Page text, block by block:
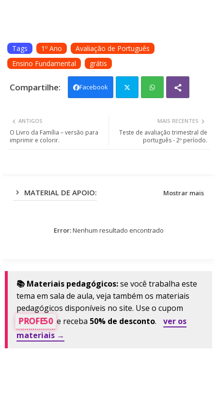
Tags 1º Ano
Avaliação de Português
Ensino Fundamental
grátis
Facebook
ter ats
MAIS RECENTES
Teste de avaliação trimestral de
português - 2º período.
ANTIGOS
O Livro da Família – versão para
imprimir e colorir.
MATERIAL DE APOIO: Mostrar mais
Error:Nenhum resultado encontrado
📚 Materiais pedagógicos:se você trabalha este
tema em sala de aula, veja também os materiais
pedagógicos disponíveis no site. Use o cupom
PROFE50 e receba 50% de desconto.
ver os
materiais →